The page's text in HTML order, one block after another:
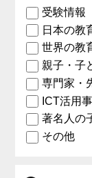
受験情報
日本の教
世界の教
親子・子
専門家・
ICT活用
著名人の
その他